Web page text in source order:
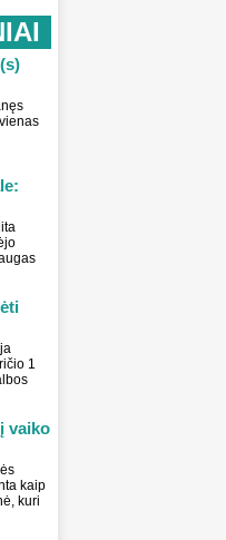
1
vaiko
kaip
kuri